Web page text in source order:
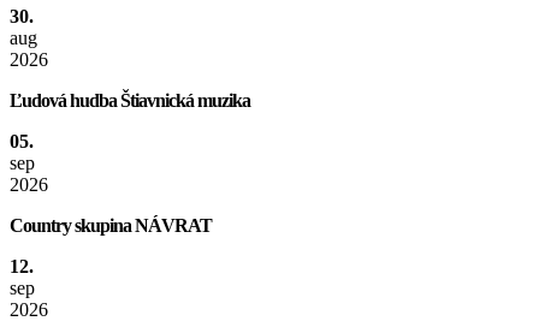
30.
aug
2026
Ľudová hudba Štiavnická muzika
05.
sep
2026
Country skupina NÁVRAT
12.
sep
2026